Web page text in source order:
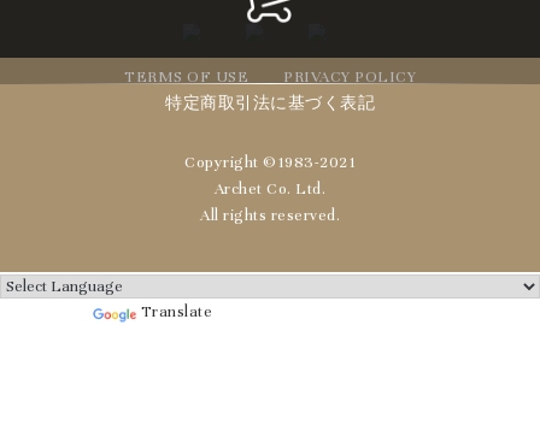
TERMS OF USE
PRIVACY POLICY
特定商取引法に基づく表記
Copyright ©1983-2021
Archet Co. Ltd.
All rights reserved.
Translate